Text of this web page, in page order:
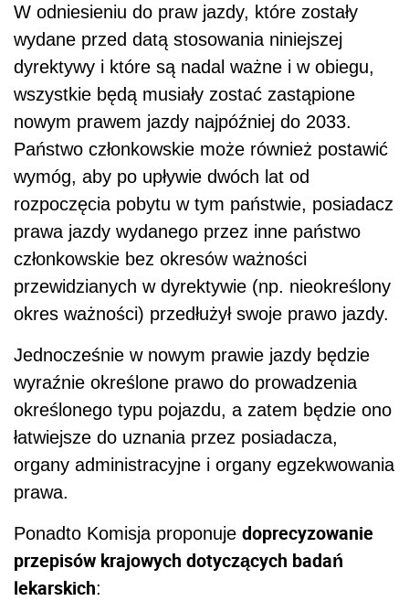
W odniesieniu do praw jazdy, które zostały
wydane przed datą stosowania niniejszej
dyrektywy i które są nadal ważne i w obiegu,
wszystkie będą musiały zostać zastąpione
nowym prawem jazdy najpóźniej do 2033.
Państwo członkowskie może również postawić
wymóg, aby po upływie dwóch lat od
rozpoczęcia pobytu w tym państwie, posiadacz
prawa jazdy wydanego przez inne państwo
członkowskie bez okresów ważności
przewidzianych w dyrektywie (np. nieokreślony
okres ważności) przedłużył swoje prawo jazdy.
Jednocześnie w nowym prawie jazdy będzie
wyraźnie określone prawo do prowadzenia
określonego typu pojazdu, a zatem będzie ono
łatwiejsze do uznania przez posiadacza,
organy administracyjne i organy egzekwowania
prawa.
Ponadto Komisja proponuje doprecyzowanie
przepisów krajowych dotyczących badań
lekarskich: